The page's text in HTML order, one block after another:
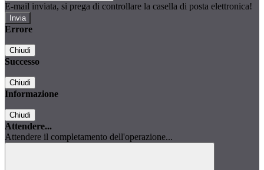
E-mail inviata, si prega di controllare la casella di posta elettronica!
Errore
Chiudi
Successo
Chiudi
Informazione
Chiudi
Attendere...
Attendere il completamento dell'operazione...